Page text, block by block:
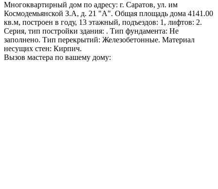
Многоквартирный дом по адресу: г. Саратов, ул. им
Космодемьянской З.А, д. 21 "А". Общая площадь дома 4141.00
кв.м, построен в году, 13 этажный, подъездов: 1, лифтов: 2.
Серия, тип постройки здания: . Тип фундамента: Не
заполнено. Тип перекрытий: Железобетонные. Материал
несущих стен: Кирпич.
Вызов мастера по вашему дому: